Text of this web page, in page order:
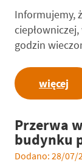
Informujemy,
godzin
więcej
Przerwa
budynku
Dodano: 28/07/